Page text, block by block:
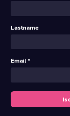
Lastname
Email *